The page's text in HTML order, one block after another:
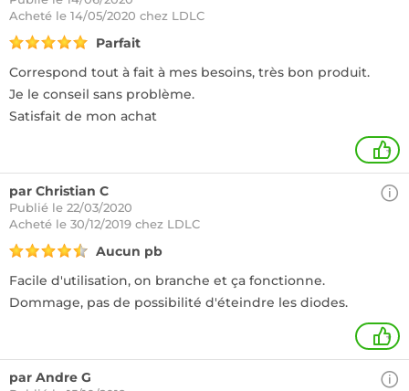
Acheté le 14/05/2020 chez LDLC
Parfait
Correspond tout à fait à mes besoins, très bon produit.
Je le conseil sans problème.
Satisfait de mon achat
+
par Christian C
Publié le 22/03/2020
Acheté le 30/12/2019 chez LDLC
Aucun pb
Facile d'utilisation, on branche et ça fonctionne.
Dommage, pas de possibilité d'éteindre les diodes.
+
par Andre G